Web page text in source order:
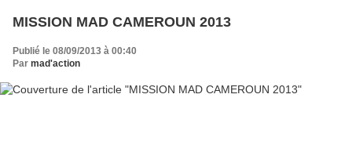
MISSION MAD CAMEROUN 2013
Publié le 08/09/2013 à 00:40
Par mad'action